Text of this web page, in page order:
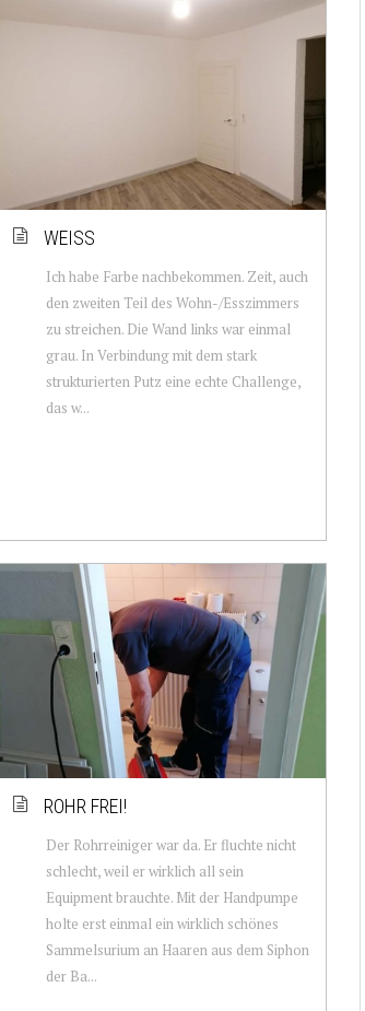
WEISS
Ich habe Farbe nachbekommen. Zeit, auch
den zweiten Teil des Wohn-/Esszimmers
zu streichen. Die Wand links war einmal
grau. In Verbindung mit dem stark
strukturierten Putz eine echte Challenge,
das w...
ROHR FREI!
Der Rohrreiniger war da. Er fluchte nicht
schlecht, weil er wirklich all sein
Equipment brauchte. Mit der Handpumpe
holte erst einmal ein wirklich schönes
Sammelsurium an Haaren aus dem Siphon
der Ba...